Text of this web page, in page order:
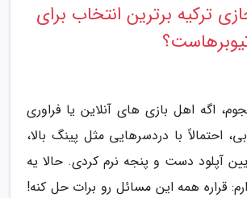
ترکیه برترین انتخاب برای
اگه اهل بازی های آنلاین یا فراوری
احتمالاً با دردسرهایی مثل پینگ بالا،
آپلود دست و پنجه نرم کردی. حالا یه
قراره همه این مسائل رو برات حل کنه!